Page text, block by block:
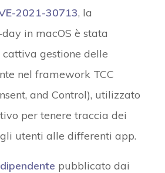
2021-30713, la
in macOS è stata
gestione delle
nel framework TCC
and Control), utilizzato
per tenere traccia dei
utenti alle differenti app.
pubblicato dai